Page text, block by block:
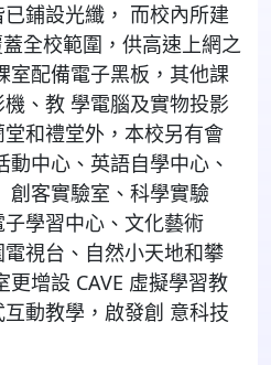
鋪設光纖， 而校內所建
全校範圍，供高速上網之
室配備電子黑板，其他課
、教 學電腦及實物投影
和禮堂外，本校另有會
中心、英語自學中心、
創客實驗室、科學實驗
學習中心、文化藝術
視台、自然小天地和攀
增設 CAVE 虛擬學習教
動教學，啟發創 意科技